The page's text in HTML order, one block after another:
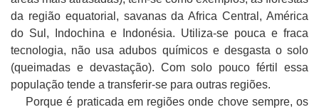
da região equatorial, savanas da Africa Central, América
do Sul, Indochina e Indonésia. Utiliza-se pouca e fraca
tecnologia, não usa adubos químicos e desgasta o solo
(queimadas e devastação). Com solo pouco fértil essa
população tende a transferir-se para outras regiões.
Porque é praticada em regiões onde chove sempre, os